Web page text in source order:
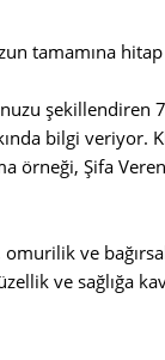
tamamına hitap
şekillendiren
bilgi veriyor.
Şifa
omurilik ve
ve sağlığa